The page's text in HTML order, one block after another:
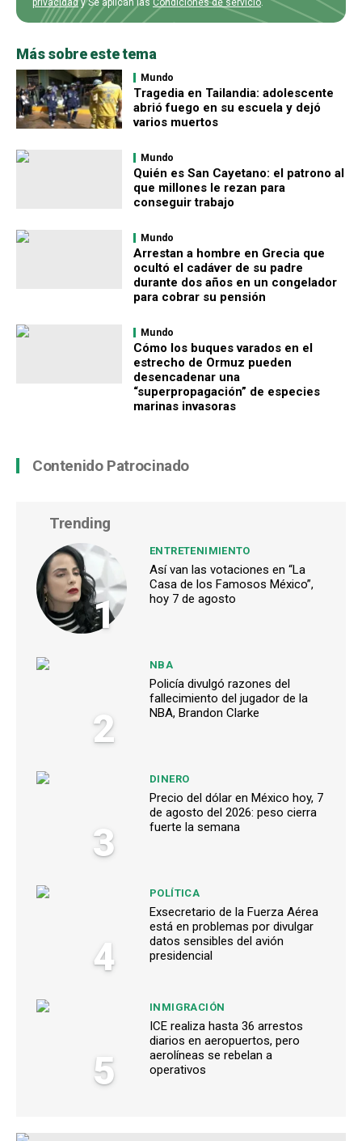
privacidady Se aplican las Condiciones de servicio.
Más sobre este tema
Mundo
Tragedia en Tailandia: adolescente
abrió fuego en su escuela y dejó
varios muertos
Mundo
Quién es San Cayetano: el patrono al
que millones le rezan para
conseguir trabajo
Mundo
Arrestan a hombre en Grecia que
ocultó el cadáver de su padre
durante dos años en un congelador
para cobrar su pensión
Mundo
Cómo los buques varados en el
estrecho de Ormuz pueden
desencadenar una
“superpropagación” de especies
marinas invasoras
Contenido Patrocinado
Trending
1
ENTRETENIMIENTO
Así van las votaciones en “La
Casa de los Famosos México”,
hoy 7 de agosto
2
NBA
Policía divulgó razones del
fallecimiento del jugador de la
NBA, Brandon Clarke
3
DINERO
Precio del dólar en México hoy, 7
de agosto del 2026: peso cierra
fuerte la semana
4
POLÍTICA
Exsecretario de la Fuerza Aérea
está en problemas por divulgar
datos sensibles del avión
presidencial
5
INMIGRACIÓN
ICE realiza hasta 36 arrestos
diarios en aeropuertos, pero
aerolíneas se rebelan a
operativos